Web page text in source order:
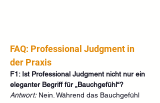
FAQ: Professional Judgment in
der Praxis
F1: Ist Professional Judgment nicht nur ein
eleganter Begriff für „Bauchgefühl“?
Antwort: Nein. Während das Bauchgefühl